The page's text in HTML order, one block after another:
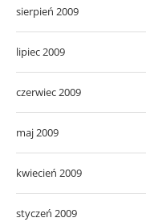
sierpień 2009
lipiec 2009
czerwiec 2009
maj 2009
kwiecień 2009
styczeń 2009